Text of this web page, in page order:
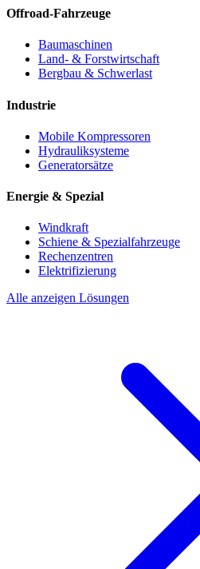
Offroad-Fahrzeuge
Baumaschinen
Land- & Forstwirtschaft
Bergbau & Schwerlast
Industrie
Mobile Kompressoren
Hydrauliksysteme
Generatorsätze
Energie & Spezial
Windkraft
Schiene & Spezialfahrzeuge
Rechenzentren
Elektrifizierung
Alle anzeigen Lösungen